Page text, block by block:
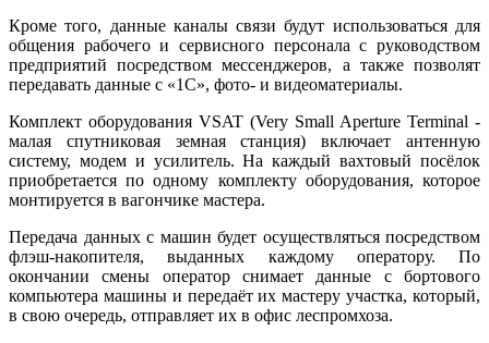
Кроме того, данные каналы связи будут использоваться для
общения рабочего и сервисного персонала с руководством
предприятий посредством мессенджеров, а также позволят
передавать данные с «1С», фото- и видеоматериалы.
Комплект оборудования VSAT (Very Small Aperture Terminal -
малая спутниковая земная станция) включает антенную
систему, модем и усилитель. На каждый вахтовый посёлок
приобретается по одному комплекту оборудования, которое
монтируется в вагончике мастера.
Передача данных с машин будет осуществляться посредством
флэш-накопителя, выданных каждому оператору. По
окончании смены оператор снимает данные с бортового
компьютера машины и передаёт их мастеру участка, который,
в свою очередь, отправляет их в офис леспромхоза.